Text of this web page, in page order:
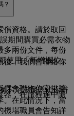
？
償資格。請於取回
期間購買必需衣物
多兩份文件，每份
使用「新增欄位」
們會聯絡你安排賠
後，我們會聯絡你
不允許我們代你辦
。在此情況下，當
機場職員會告知詳
器，在旅程途中隨